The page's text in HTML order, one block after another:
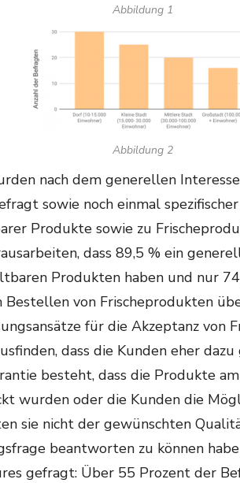
Abbildung 1
Abbildung 2
nach dem generellen
sowie noch einmal
Produkte sowie zu
dass 89,5 % ein
Produkten haben und nur
Bestellen von Frischeprodukten
für die Akzeptanz von
dass die Kunden eher
besteht, dass die Produkte
wurden oder die Kunden die
sie nicht der gewünschten
beantworten zu können
gefragt: Über 55 Prozent der